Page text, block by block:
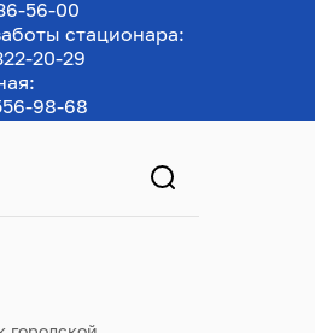
56-00
стационара:
20-29
98-68